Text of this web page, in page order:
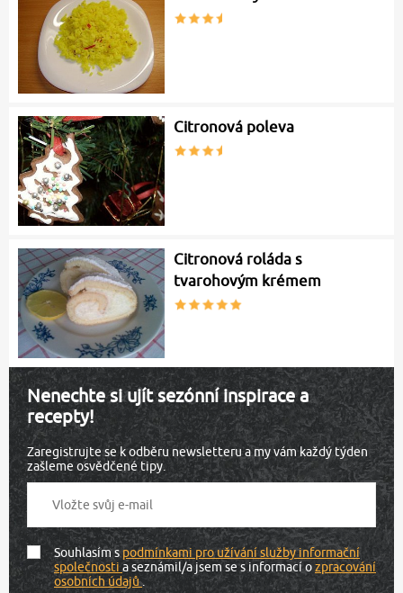
Citronová poleva
Citronová roláda s
tvarohovým krémem
Nenechte si ujít sezónní inspirace a
recepty!
Zaregistrujte se k odběru newsletteru a my vám každý týden
zašleme osvědčené tipy.
Souhlasím spodmínkami pro užívání služby informační
společnostia seznámil/a jsem se s informací ozpracování
osobních údajů.